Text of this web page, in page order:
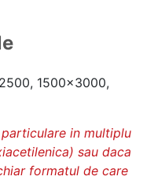
1500x3000,
in multiplu
sau daca
formatul de care